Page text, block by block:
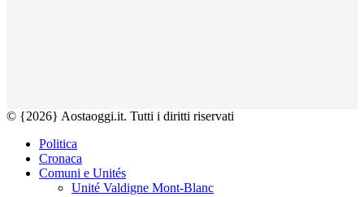
© {2026} Aostaoggi.it. Tutti i diritti riservati
Politica
Cronaca
Comuni e Unités
Unité Valdigne Mont-Blanc